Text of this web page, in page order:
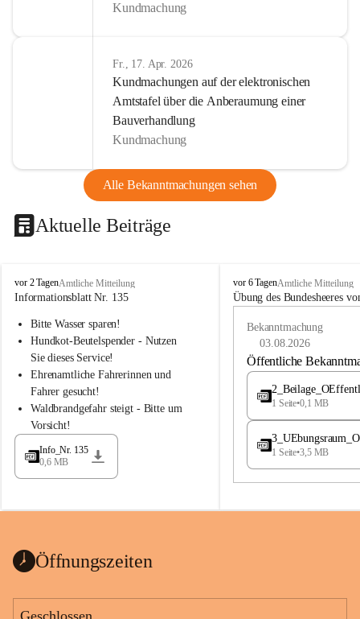
Kundmachung
Fr., 17. Apr. 2026
Kundmachungen auf der elektronischen
Amtstafel über die Anberaumung einer
Bauverhandlung
Kundmachung
Alle Bekanntmachungen sehen
Aktuelle Beiträge
B
u
h
a
d
l
a
vor 2 TagenAmtliche Mitteilung
Informationsblatt Nr. 135
Bitte Wasser sparen!
Hundkot-Beutelspender - Nutzen
Sie dieses Service!
Ehrenamtliche Fahrerinnen und
Fahrer gesucht!
Waldbrandgefahr steigt - Bitte um
Vorsicht!
Info_Nr. 135
0,6 MB
B
u
e
a
vor 6 TagenAmtliche Mitteilung
Übung des Bundesheeres
Bekanntmachung
03.08.2026
Öffentliche
1 Seite•0,1 MB
1 Seite•3,5 MB
Öffnungszeiten
Geschlossen